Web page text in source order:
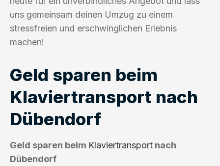
uns gemeinsam deinen Umzug zu einem
stressfreien und erschwinglichen Erlebnis
machen!
Geld sparen beim
Klaviertransport nach
Dübendorf
Geld sparen beim Klaviertransport nach
Dübendorf